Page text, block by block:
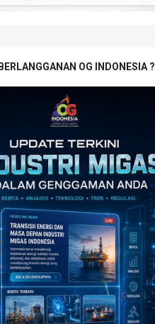
OG INDONESIA ?